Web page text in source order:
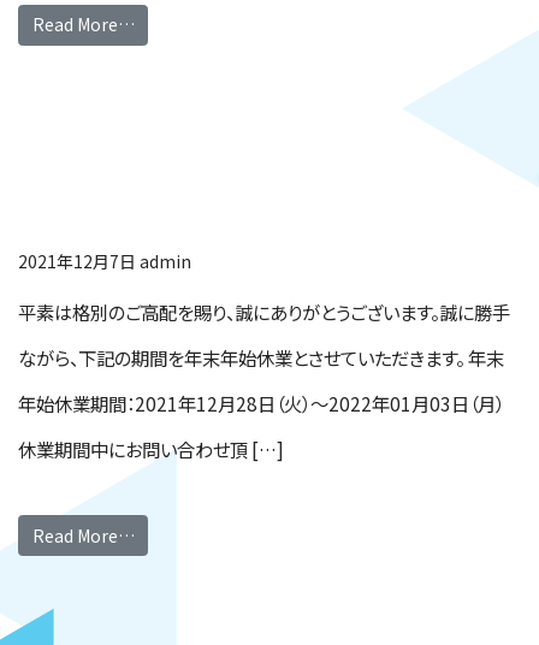
Read More…
年末年始休業のお知ら
2021年12月7日 admin
平素は格別のご高配を賜り、誠にありがとうございます。誠に勝手
ながら、下記の期間を年末年始休業とさせていただきます。 年末
年始休業期間：2021年12月28日（火）～2022年01月03日（月）
休業期間中にお問い合わせ頂 […]
Read More…